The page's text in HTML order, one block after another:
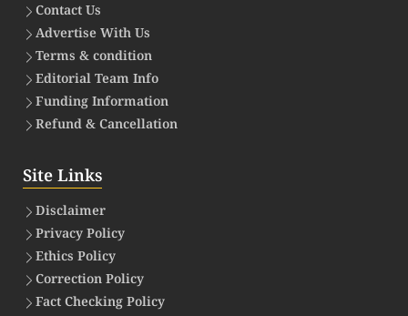
Contact Us
Advertise With Us
Terms & condition
Editorial Team Info
Funding Information
Refund & Cancellation
Site Links
Disclaimer
Privacy Policy
Ethics Policy
Correction Policy
Fact Checking Policy